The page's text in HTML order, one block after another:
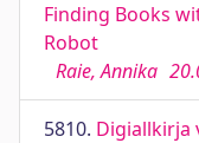
Finding Books
Robot
Raie, Annika
5810. Digiallkirja